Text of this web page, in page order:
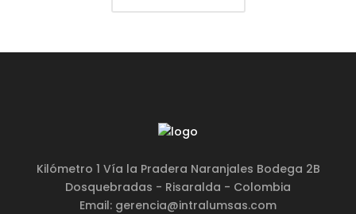
Kilómetro 1 Vía la Pradera Naranjales Bodega 2B
Dosquebradas - Risaralda - Colombia
Email: gerencia@intralumsas.com